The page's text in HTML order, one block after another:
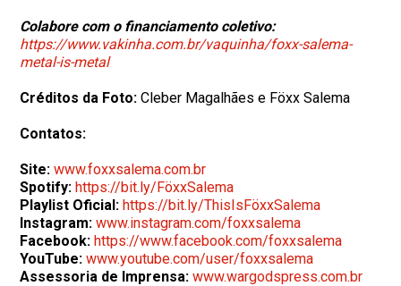
Colabore com o financiamento coletivo:
https://www.vakinha.com.br/vaquinha/foxx-salema-
metal-is-metal
Créditos da Foto: Cleber Magalhães e Föxx Salema
Contatos:
Site: www.foxxsalema.com.br
Spotify: https://bit.ly/FöxxSalema
Playlist Oficial: https://bit.ly/ThisIsFöxxSalema
Instagram: www.instagram.com/foxxsalema
Facebook: https://www.facebook.com/foxxsalema
YouTube:www.youtube.com/user/foxxsalema
Assessoria de Imprensa:www.wargodspress.com.br